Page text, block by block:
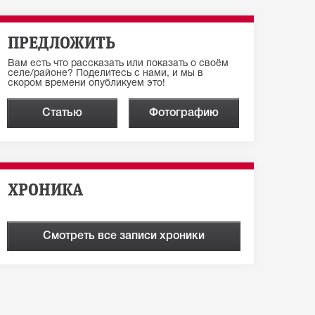
ПРЕДЛОЖИТЬ
Вам есть что рассказать или показать о своём
селе/районе? Поделитесь с нами, и мы в
скором времени опубликуем это!
Статью Фотографию
ХРОНИКА
Смотреть все записи хроники